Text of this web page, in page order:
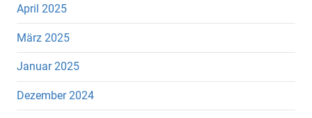
April 2025
März 2025
Januar 2025
Dezember 2024